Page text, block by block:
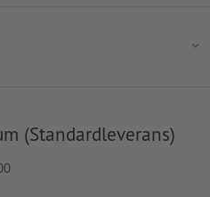
(Standardleverans)